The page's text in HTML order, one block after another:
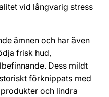
vid långvarig stress
ämnen och har även
frisk hud,
Dess mildt
förknippats med
och lindra